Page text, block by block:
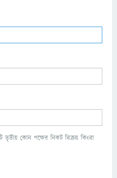
তৃতীয় কোন পক্ষের নিকট বিক্রয় কিংবা